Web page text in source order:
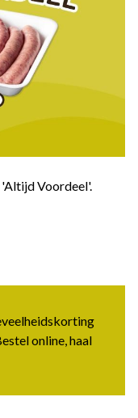
'Altijd Voordeel'.
online, haal